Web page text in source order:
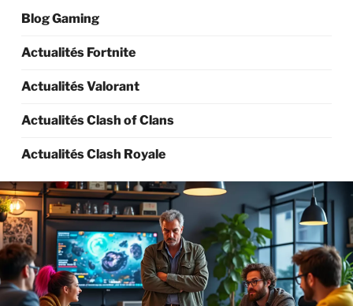
Blog Gaming
Actualités Fortnite
Actualités Valorant
Actualités Clash of Clans
Actualités Clash Royale